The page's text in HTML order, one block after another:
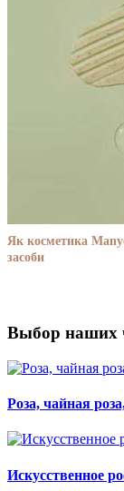
Як косметика
засоби
Выбор наших
Роза, чайная
Искусственное